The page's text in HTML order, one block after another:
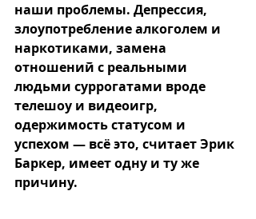
наши проблемы. Депрессия,
злоупотребление алкоголем и
наркотиками, замена
отношений с реальными
людьми суррогатами вроде
телешоу и видеоигр,
одержимость статусом и
успехом — всё это, считает Эрик
Баркер, имеет одну и ту же
причину.